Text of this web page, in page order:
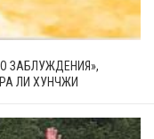
ЗАБЛУЖДЕНИЯ»,
ЛИ ХУНЧЖИ